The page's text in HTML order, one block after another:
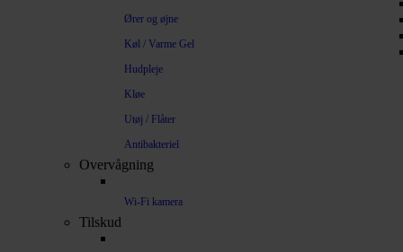
Ører og øjne
Køl / Varme Gel
Hudpleje
Kløe
Utøj / Flåter
Antibakteriel
Overvågning
Wi-Fi kamera
Tilskud